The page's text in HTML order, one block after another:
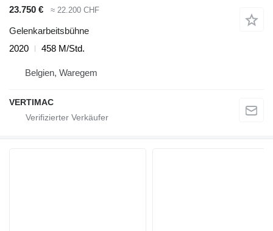
23.750 €
≈ 22.200 CHF
Gelenkarbeitsbühne
2020
458 M/Std.
Belgien, Waregem
VERTIMAC